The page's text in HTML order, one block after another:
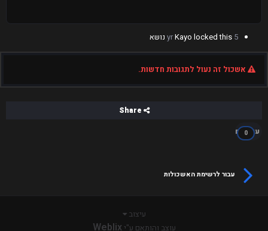
5 yr
Kayo locked this נושא
אשכול זה נעול לתגובות חדשות.
עוקבים
0
עבור לרשימת האשכולות
עיצוב
עוצב והותאם ע"יWeblix